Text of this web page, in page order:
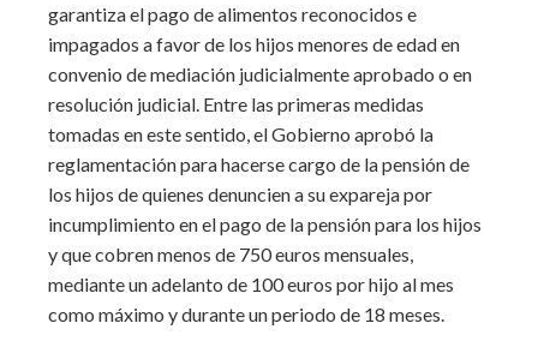
garantiza el pago de alimentos reconocidos e
impagados a favor de los hijos menores de edad en
convenio de mediación judicialmente aprobado o en
resolución judicial. Entre las primeras medidas
tomadas en este sentido, el Gobierno aprobó la
reglamentación para hacerse cargo de la pensión de
los hijos de quienes denuncien a su expareja por
incumplimiento en el pago de la pensión para los hijos
y que cobren menos de 750 euros mensuales,
mediante un adelanto de 100 euros por hijo al mes
como máximo y durante un periodo de 18 meses.